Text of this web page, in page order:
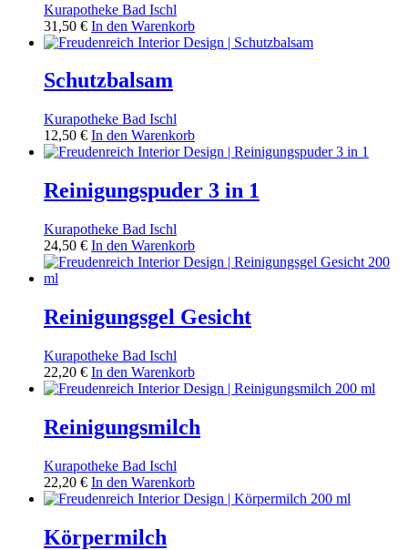
können
Kurapotheke Bad Ischl
31,50 € In den Warenkorb
Schutzbalsam
Kurapotheke Bad Ischl
12,50 € In den Warenkorb
Reinigungspuder 3 in 1
Kurapotheke Bad Ischl
24,50 € In den Warenkorb
Reinigungsgel Gesicht
Kurapotheke Bad Ischl
22,20 € In den Warenkorb
Reinigungsmilch
Kurapotheke Bad Ischl
22,20 € In den Warenkorb
Körpermilch